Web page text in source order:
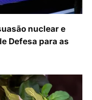
nuclear e
Defesa para as